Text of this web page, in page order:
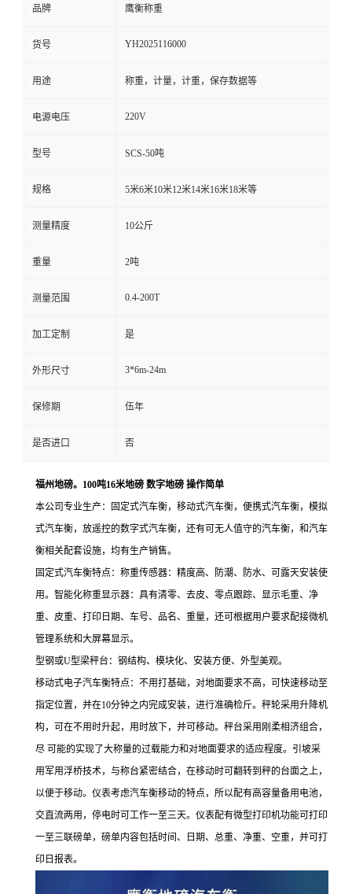
品牌 鹰衡称重
货号 YH2025116000
用途 称重，计量，计重，保存数据等
电源电压 220V
型号 SCS-50吨
规格 5米6米10米12米14米16米18米等
测量精度 10公斤
重量 2吨
测量范围 0.4-200T
加工定制 是
外形尺寸 3*6m-24m
保修期 伍年
是否进口 否
福州地磅。100吨16米地磅 数字地磅 操作简单
本公司专业生产：
固定式汽车衡，移动式汽车衡，便携式汽车衡，模拟
式汽车衡，放遥控的数字式汽车衡，还有可无人值守的汽车衡，和汽车
衡相关配套设施，均有生产销售。
固定式汽车衡特点：称重传感器：精度高、防潮、防水、可露天安装使
用。智能化称重显示器：具有清零、去皮、零点跟踪、显示毛重、净
重、皮重、打印日期、车号、品名、重量，还可根据用户要求配接微机
管理系统和大屏幕显示。
型钢或U型梁秤台：钢结构、模块化、安装方便、外型美观。
移动式电子汽车衡特点：不用打基础，对地面要求不高，可快速移动至
指定位置，并在10分钟之内完成安装，进行准确检斤。秤轮采用升降机
构，可在不用时升起，用时放下，并可移动。秤台采用刚柔相济组合，
尽 可能的实现了大称量的过载能力和对地面要求的适应程度。引坡采
用军用浮桥技术，与称台紧密结合，在移动时可翻转到秤的台面之上，
以便于移动。仪表考虑汽车衡移动的特点，所以配有高容量备用电池，
交直流两用，停电时可工作一至三天。仪表配有微型打印机功能可打印
一至三联磅单，磅单内容包括时间、日期、总重、净重、空重，并可打
印日报表。